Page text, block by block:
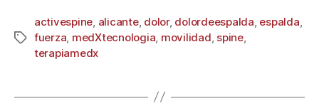
activespine alicante, dolor, dolordeespalda espalda
fuerza medXtecnologia movilidad spine,
terapiamedx